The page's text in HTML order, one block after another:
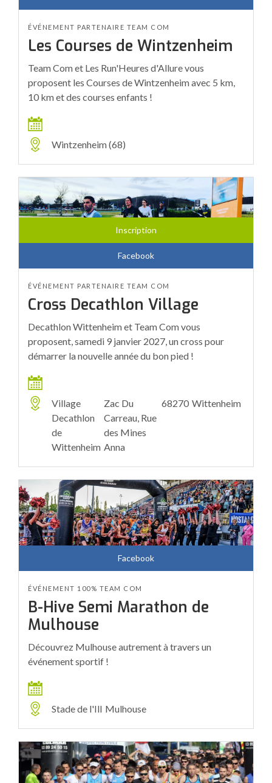
ÉVÉNEMENT PARTENAIRE TEAM COM
Les Courses de Wintzenheim
Team Com et Les Run'Heures d'Allure vous
proposent les Courses de Wintzenheim avec 5 km,
10 km et des courses enfants !
Wintzenheim (68)
Inscription
Facebook
ÉVÉNEMENT PARTENAIRE TEAM COM
Cross Decathlon Village
Decathlon Wittenheim et Team Com vous
proposent, samedi 9 janvier 2027, un cross pour
démarrer la nouvelle année du bon pied !
Village
Decathlon
de
Wittenheim
Zac Du
Carreau, Rue
des Mines
Anna
68270 Wittenheim
Facebook
ÉVÉNEMENT 100% TEAM COM
B-Hive Semi Marathon de
Mulhouse
Découvrez Mulhouse autrement à travers un
événement sportif !
Stade de l'Ill Mulhouse